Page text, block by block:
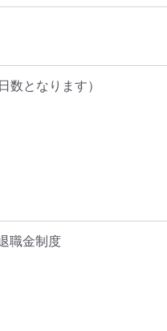
となります）
職金制度